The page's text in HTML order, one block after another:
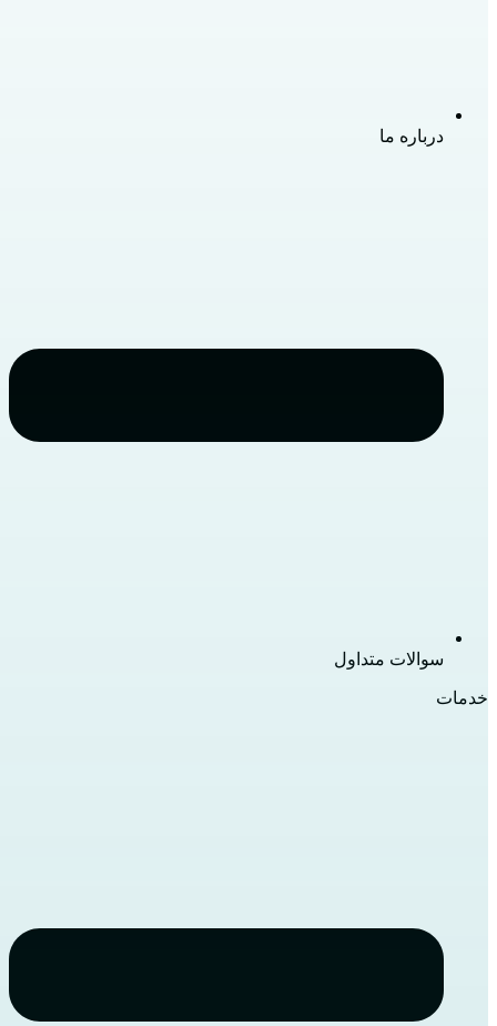
درباره ما
سوالات متداول
خدمات